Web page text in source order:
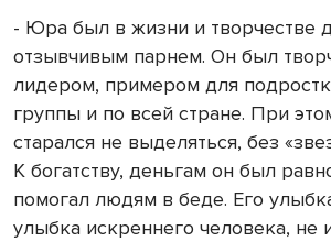
- Юра был в жизни и творчестве
отзывчивым парнем. Он был
лидером, примером для
группы и по всей стране. При
старался не выделяться, без
К богатству, деньгам он был
помогал людям в беде. Его
улыбка искреннего человека, не